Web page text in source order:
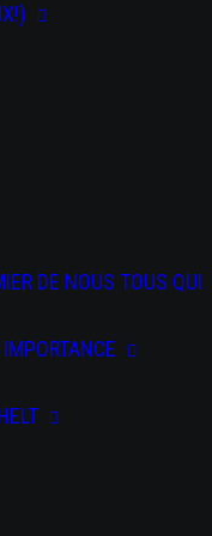
DE NOUS TOUS QUI